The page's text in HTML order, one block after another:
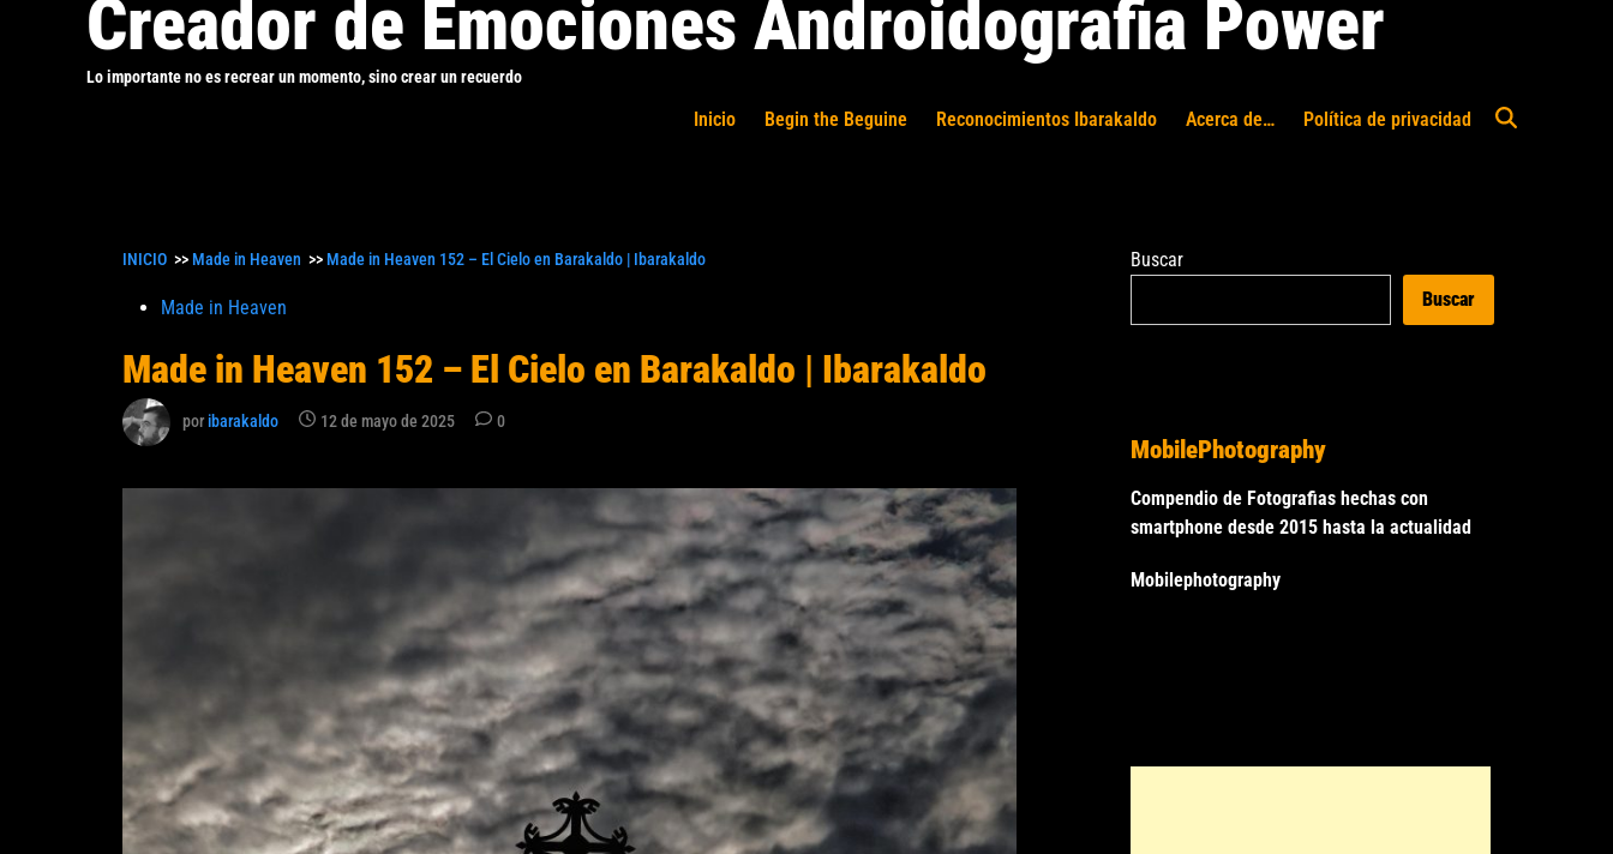
Creador de Emociones Androidografia Power
Lo importante no es recrear un momento, sino crear un recuerdo
Inicio Begin the Beguine Reconocimientos Ibarakaldo Acerca de… Política de privacidad
Abrir
INICIO >> Made in Heaven >> Made in Heaven 152 – El Cielo en Barakaldo | Ibarakaldo
Publicado
Made in Heaven
Made in Heaven 152 – El Cielo en Barakaldo | Ibarakaldo
poribarakaldo 12 de mayo de 2025 0
Buscar
Buscar
MobilePhotography
Compendio de Fotografias hechas con
smartphone desde 2015 hasta la actualidad
Mobilephotography